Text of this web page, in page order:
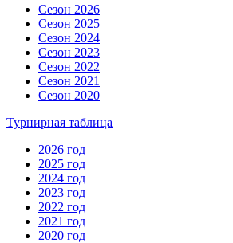
Сезон 2026
Сезон 2025
Сезон 2024
Сезон 2023
Сезон 2022
Сезон 2021
Сезон 2020
Турнирная таблица
2026 год
2025 год
2024 год
2023 год
2022 год
2021 год
2020 год